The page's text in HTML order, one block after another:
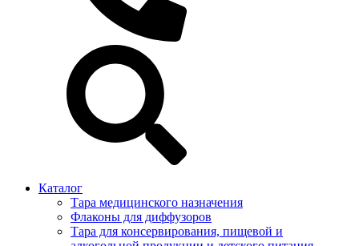
Каталог
Тара медицинского назначения
Флаконы для диффузоров
Тара для консервирования, пищевой и